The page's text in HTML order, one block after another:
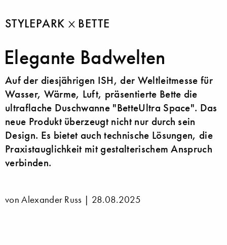
STYLEPARK BETTE
Elegante Badwelten
Auf der diesjährigen ISH, der Weltleitmesse für
Wasser, Wärme, Luft, präsentierte Bette die
ultraflache Duschwanne "BetteUltra Space". Das
neue Produkt überzeugt nicht nur durch sein
Design. Es bietet auch technische Lösungen, die
Praxistauglichkeit mit gestalterischem Anspruch
verbinden.
von Alexander Russ | 28.08.2025